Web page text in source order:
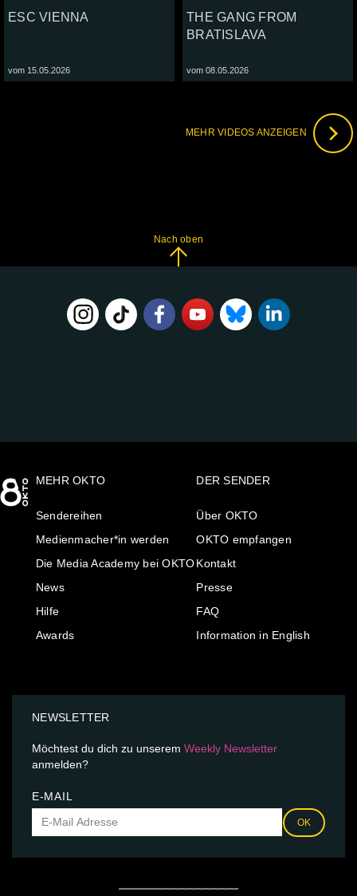
ESC VIENNA
vom 15.05.2026
THE GANG FROM
BRATISLAVA
vom 08.05.2026
MEHR VIDEOS ANZEIGEN
Nach oben
MEHR OKTO
Sendereihen
Medienmacher*in werden
Die Media Academy bei OKTO
News
Hilfe
Awards
DER SENDER
Über OKTO
OKTO empfangen
Kontakt
Presse
FAQ
Information in English
NEWSLETTER
Möchtest du dich zu unserem Weekly Newsletter
anmelden?
E-MAIL
OK